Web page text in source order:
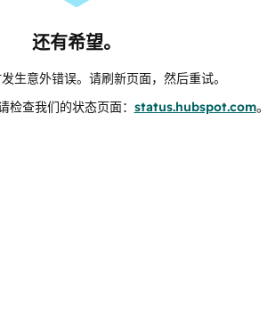
还有希望。
生意外错误。请刷新页面，然后重试。
检查我们的状态页面： status.hubspot.com。